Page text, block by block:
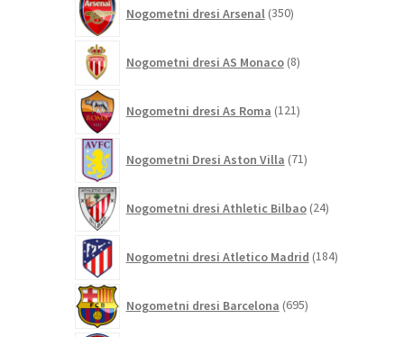
Nogometni dresi Arsenal 350izdelkov
Nogometni dresi AS Monaco 8izdelkov
Nogometni dresi As Roma 121izdelkov
Nogometni Dresi Aston Villa 71izdelkov
Nogometni dresi Athletic Bilbao 24izdelkov
Nogometni dresi Atletico Madrid 184izdelkov
Nogometni dresi Barcelona 695izdelkov